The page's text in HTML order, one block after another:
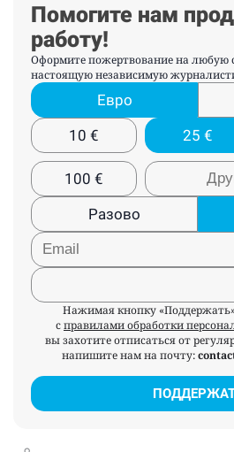
Помогите нам
работу!
Оформите пожертвование на любую
настоящую независимую
Евро
10 € 25 €
100 €
Разово
Нажимая кнопку
справилами обработки
вы захотите отписаться от
напишите нам на почту: